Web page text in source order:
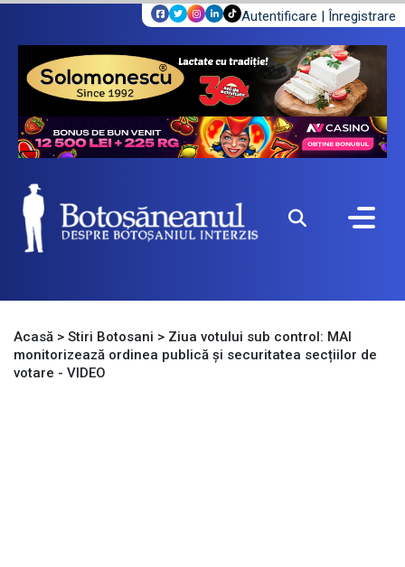
Autentificare | Înregistrare
Acasă > Stiri Botosani > Ziua votului sub control: MAI
monitorizează ordinea publică și securitatea secțiilor de
votare - VIDEO